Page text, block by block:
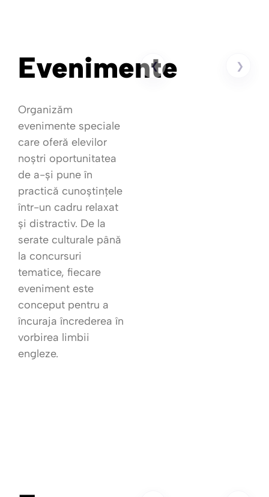
Evenimente
Organizăm
evenimente speciale
care oferă elevilor
noștri oportunitatea
de a-și pune în
practică cunoștințele
într-un cadru relaxat
și distractiv. De la
serate culturale până
la concursuri
tematice, fiecare
eveniment este
conceput pentru a
încuraja încrederea în
vorbirea limbii
engleze.
❮ ❯